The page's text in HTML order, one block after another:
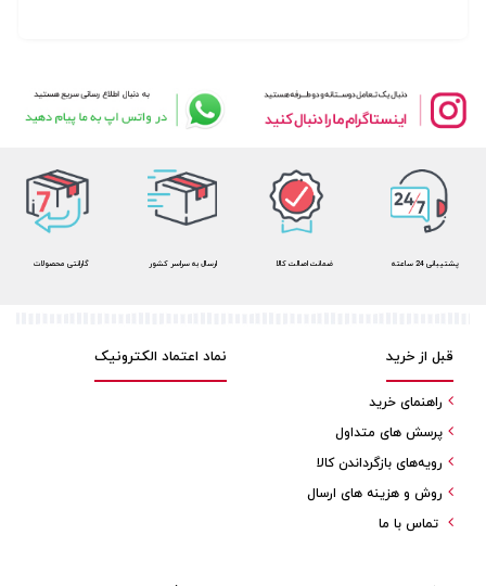
گارانتی محصولات ارسال به سراسر کشور ضمانت اصالت کالا پشتیبانی 24 ساعته
نماد اعتماد الکترونیک قبل از خرید
راهنمای خرید
پرسش های متداول
رویه‌های بازگرداندن کالا
روش و هزینه های ارسال
تماس با ما